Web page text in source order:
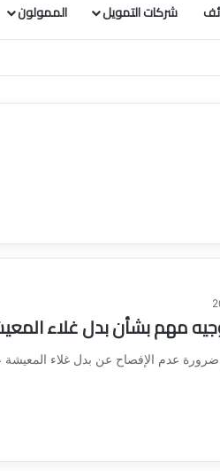
شركات التمويل الممولون
حلول مالية مرنة تلبي احتياجاتك
مهم بشأن بدل غلاء
عدم الإفصاح عن بدل غلاء